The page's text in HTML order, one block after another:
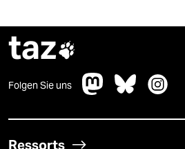
taz
Folgen Sie uns
Ressorts